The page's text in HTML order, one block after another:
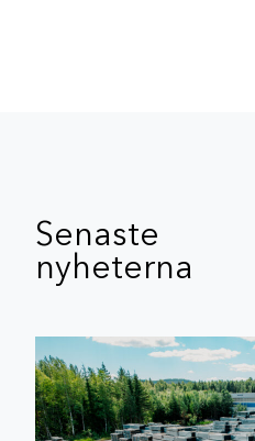
Senaste
nyheterna